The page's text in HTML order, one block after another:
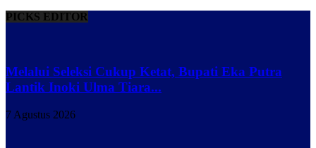
PICKS EDITOR
Melalui Seleksi Cukup Ketat, Bupati Eka Putra
Lantik Inoki Ulma Tiara...
7 Agustus 2026